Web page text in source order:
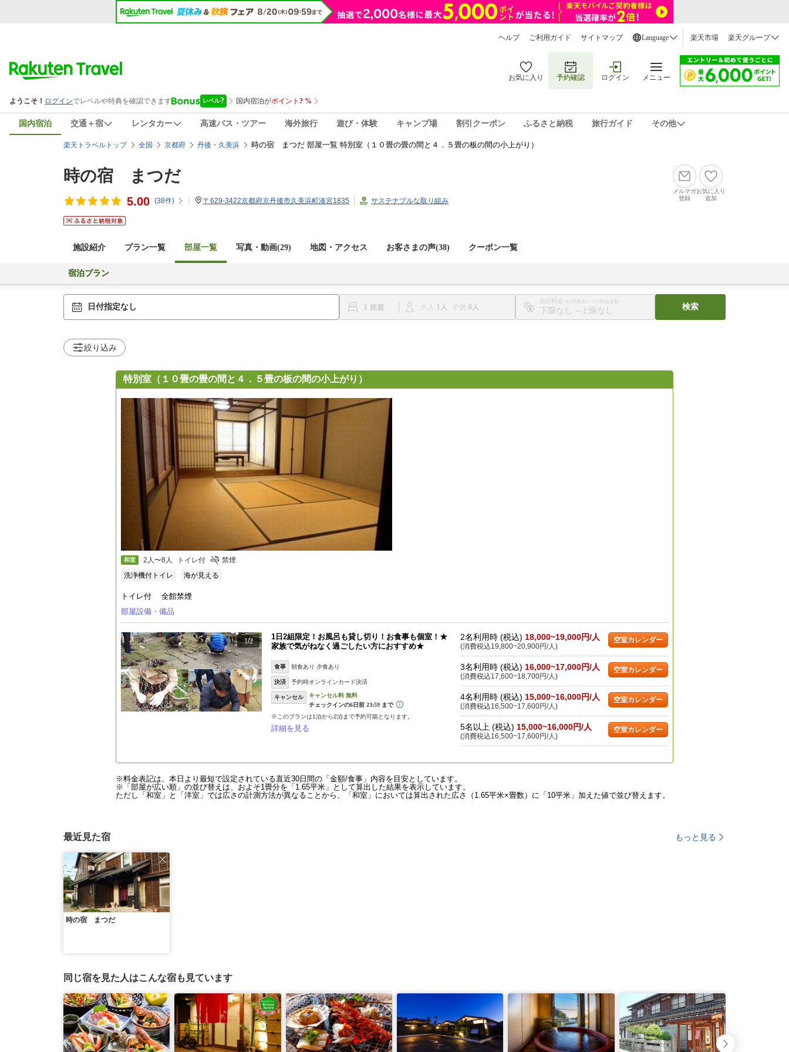
ヘルプ ご利用ガイド サイトマップ Language 楽天市場 楽天グループ
お気に入り 予約確認 ログイン メニュー
国内宿泊 交通＋宿 レンタカー 高速バス・ツアー 海外旅行 遊び・体験 キャンプ場 割引クーポン ふるさと納税 旅行ガイド その他
楽天トラベルトップ 全国 京都府 丹後・久美浜 時の宿 まつだ 部屋一覧 特別室（１０畳の畳の間と４．５畳の板の間の小上がり）
時の宿 まつだ
5.00 (38件) 〒629-3422京都府京丹後市久美浜町湊宮1835 サステナブルな取り組み
メルマガ
登録
お気に入り
追加
施設紹介 プラン一覧 部屋一覧 写真・動画(29) 地図・アクセス お客さまの声(38) クーポン一覧
宿泊プラン
日付指定なし 1 大人 1 子供 0
合計料金 ※1部屋あたりの税込金額
〜
検索
絞り込み
特別室（１０畳の畳の間と４．５畳の板の間の小上がり）
和室 2人〜8人 トイレ付
禁煙
洗浄機付トイレ
海が見える
トイレ付 全館禁煙
部屋設備・備品
1/2
1日2組限定！お風呂も貸し切り！お食事も個室！★
家族で気がねなく過ごしたい方におすすめ★
食事 朝食あり 夕食あり
決済 予約時オンラインカード決済
キャンセル
※このプランは1泊から2泊まで予約可能となります。
詳細を見る
2名利用時 (税込) 18,000~19,000円/人
(消費税込19,800~20,900円/人)
空室カレンダー
3名利用時 (税込) 16,000~17,000円/人
(消費税込17,600~18,700円/人)
空室カレンダー
4名利用時 (税込) 15,000~16,000円/人
(消費税込16,500~17,600円/人)
空室カレンダー
5名以上 (税込) 15,000~16,000円/人
(消費税込16,500~17,600円/人)
空室カレンダー
※料金表記は、本日より最短で設定されている直近30日間の「金額/食事」内容を目安としています。
※「部屋が広い順」の並び替えは、およそ1畳分を「1.65平米」として算出した結果を表示しています。
ただし「和室」と「洋室」では広さの計測方法が異なることから、「和室」においては算出された広さ（1.65平米×畳数）に「10平米」加えた値で並び替えます。
最近見た宿 もっと見る
時の宿 まつだ
同じ宿を見た人はこんな宿も見ています